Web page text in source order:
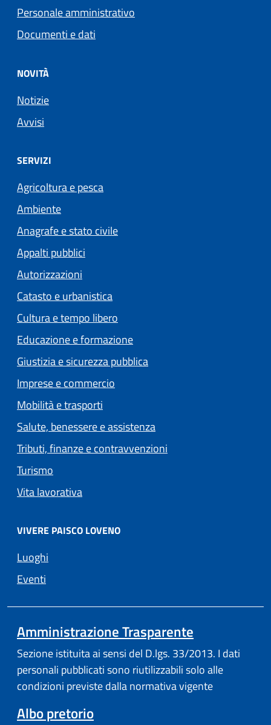
Personale amministrativo
Documenti e dati
NOVITÀ
Notizie
Avvisi
SERVIZI
Agricoltura e pesca
Ambiente
Anagrafe e stato civile
Appalti pubblici
Autorizzazioni
Catasto e urbanistica
Cultura e tempo libero
Educazione e formazione
Giustizia e sicurezza pubblica
Imprese e commercio
Mobilità e trasporti
Salute, benessere e assistenza
Tributi, finanze e contravvenzioni
Turismo
Vita lavorativa
VIVERE PAISCO LOVENO
Luoghi
Eventi
Amministrazione Trasparente
Sezione istituita ai sensi del D.lgs. 33/2013. I dati
personali pubblicati sono riutilizzabili solo alle
condizioni previste dalla normativa vigente
Albo pretorio